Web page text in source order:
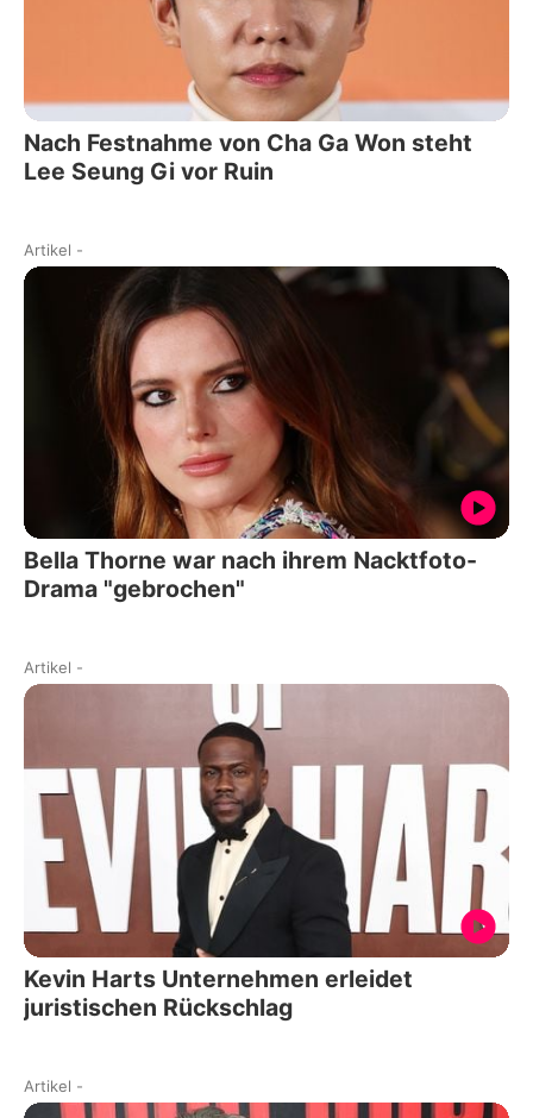
Nach Festnahme von Cha Ga Won steht
Lee Seung Gi vor Ruin
Artikel -
Bella Thorne war nach ihrem Nacktfoto-
Drama "gebrochen"
Artikel -
Kevin Harts Unternehmen erleidet
juristischen Rückschlag
Artikel -